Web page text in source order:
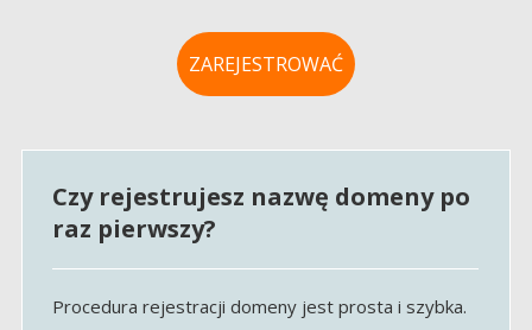
Czy rejestrujesz nazwę domeny po
raz pierwszy?
Procedura rejestracji domeny jest prosta i szybka.